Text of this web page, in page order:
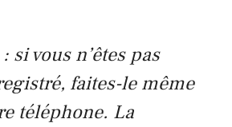
si vous n’êtes pas
faites-le même
téléphone. La